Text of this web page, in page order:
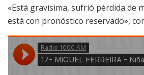
«Está gravísima, sufrió pérdida de
está con pronóstico reservado»,